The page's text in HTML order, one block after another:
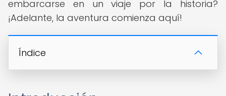
embarcarse en un viaje por la historia?
¡Adelante, la aventura comienza aquí!
Índice